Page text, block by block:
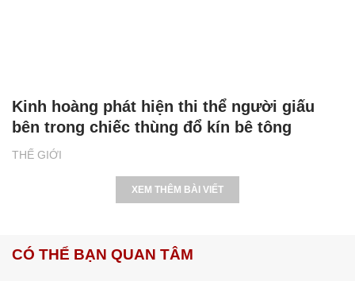
THẾ GIỚI
Kinh hoàng phát hiện thi thể người giấu
bên trong chiếc thùng đổ kín bê tông
XEM THÊM BÀI VIẾT
CÓ THỂ BẠN QUAN TÂM